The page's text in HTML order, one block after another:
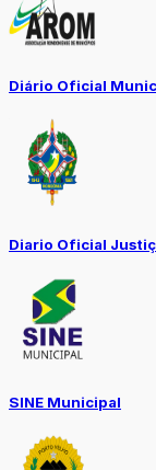
Diário Oficial
Diario Oficial
SINE Municipal